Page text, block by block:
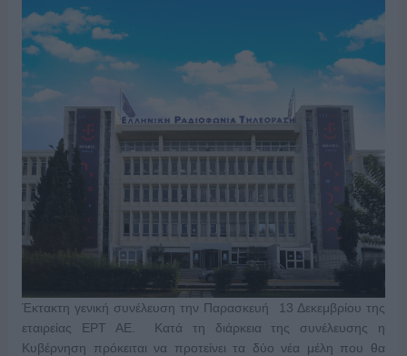
Έκτακτη γενική συνέλευση την Παρασκευή 13 Δεκεμβρίου της
εταιρείας ΕΡΤ ΑΕ. Κατά τη διάρκεια της συνέλευσης η
Κυβέρνηση πρόκειται να προτείνει τα δύο νέα μέλη που θα